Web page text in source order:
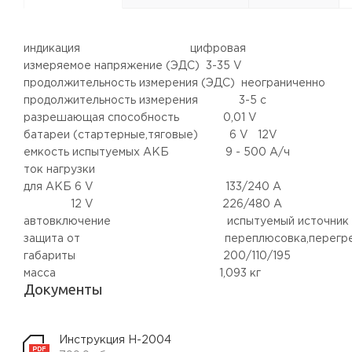
индикация цифровая
измеряемое напряжение (ЭДС) 3-35 V
продолжительность измерения (ЭДС) неограниченно
продолжительность измерения 3-5 с
разрешающая способность 0,01 V
батареи (стартерные,тяговые) 6 V 12V
емкость испытуемых АКБ 9 - 500 А/ч
ток нагрузки
для АКБ 6 V 133/240 А
12 V 226/480 А
автовключение испытуемый источник
защита от
габариты 200/110/195
масса 1,093 кг
Документы
Инструкция Н-2004